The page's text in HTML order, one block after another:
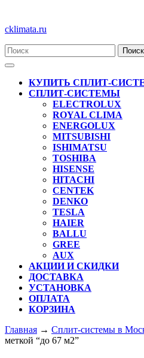
Перейти
содержимому
cklimata.ru
Кнопка
ОткрытьКУПИТЬ СПЛИТ-
СПЛИТ-СИСТЕМЫ
ELECTROLUX
ROYAL CLIMA
ENERGOLUX
MITSUBISHI
ISHIMATSU
TOSHIBA
HISENSE
HITACHI
CENTEK
DENKO
TESLA
HAIER
BALLU
GREE
AUX
АКЦИИ И СКИДКИ
ДОСТАВКА
УСТАНОВКА
ОПЛАТА
КОРЗИНА
КНОПКА
ЗАКРЫТЬ
Главная → Сплит-системы в
меткой “до 67 м2”